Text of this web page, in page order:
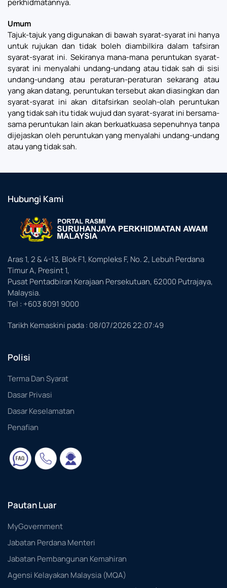
perkhidmatannya.
Umum
Tajuk-tajuk yang digunakan di bawah syarat-syarat ini hanya
untuk rujukan dan tidak boleh diambilkira dalam tafsiran
syarat-syarat ini. Sekiranya mana-mana peruntukan syarat-
syarat ini menyalahi undang-undang atau tidak sah di sisi
undang-undang atau peraturan-peraturan sekarang atau
yang akan datang, peruntukan tersebut akan diasingkan dan
syarat-syarat ini akan ditafsirkan seolah-olah peruntukan
yang tidak sah itu tidak wujud dan syarat-syarat ini bersama-
sama peruntukan lain akan berkuatkuasa sepenuhnya tanpa
dijejaskan oleh peruntukan yang menyalahi undang-undang
atau yang tidak sah.
Hubungi Kami
Aras 1, 2 & 4-13, Blok F1, Kompleks F, No. 2, Lebuh Perdana
Timur A, Presint 1,
Pusat Pentadbiran Kerajaan Persekutuan, 62000 Putrajaya,
Malaysia.
Tel : +603 8091 9000
Tarikh Kemaskini pada : 08/07/2026 22:07:49
Polisi
Terma Dan Syarat
Dasar Privasi
Dasar Keselamatan
Penafian
Pautan Luar
MyGovernment
Jabatan Perdana Menteri
Jabatan Pembangunan Kemahiran
Agensi Kelayakan Malaysia (MQA)